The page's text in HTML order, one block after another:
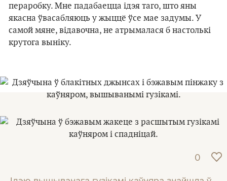
пераробку. Мне падабаецца ідэя таго, што яны
якасна ўвасабляюць у жыццё ўсе мае задумы. У
самой мяне, відавочна, не атрымалася б настолькі
крутога выніку.
0